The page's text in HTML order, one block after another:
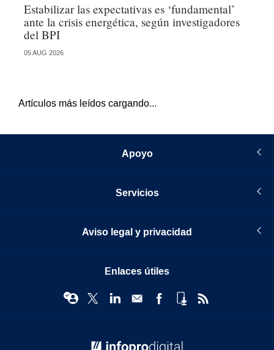
Estabilizar las expectativas es ‘fundamental’
ante la crisis energética, según investigadores
del BPI
05 AUG 2026
Artículos más leídos cargando...
Apoyo
Servicios
Aviso legal y privacidad
Enlaces útiles